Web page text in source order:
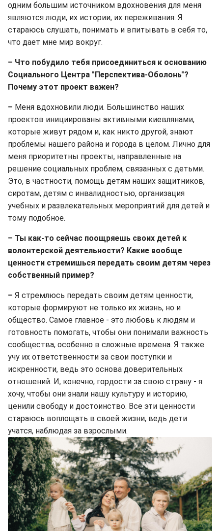
одним большим источником вдохновения для меня
являются люди, их истории, их переживания. Я
стараюсь слушать, понимать и впитывать в себя то,
что дает мне мир вокруг.
– Что побудило тебя присоединиться к основанию
Социального Центра "Перспектива-Оболонь"?
Почему этот проект важен?
– Меня вдохновили люди. Большинство наших
проектов инициированы активными киевлянами,
которые живут рядом и, как никто другой, знают
проблемы нашего района и города в целом. Лично для
меня приоритетны проекты, направленные на
решение социальных проблем, связанных с детьми.
Это, в частности, помощь детям наших защитников,
сиротам, детям с инвалидностью, организация
учебных и развлекательных мероприятий для детей и
тому подобное.
– Ты как-то сейчас поощряешь своих детей к
волонтерской деятельности? Какие вообще
ценности стремишься передать своим детям через
собственный пример?
– Я стремлюсь передать своим детям ценности,
которые формируют не только их жизнь, но и
общество. Самое главное - это любовь к людям и
готовность помогать, чтобы они понимали важность
сообщества, особенно в сложные времена. Я также
учу их ответственности за свои поступки и
искренности, ведь это основа доверительных
отношений. И, конечно, гордости за свою страну - я
хочу, чтобы они знали нашу культуру и историю,
ценили свободу и достоинство. Все эти ценности
стараюсь воплощать в своей жизни, ведь дети
учатся, наблюдая за взрослыми.